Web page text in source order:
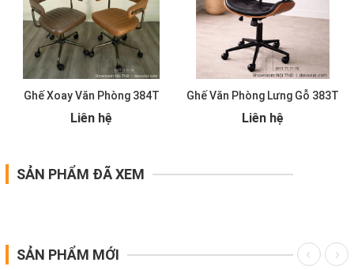
Ghế Xoay Văn Phòng 384T
Liên hệ
Ghế Văn Phòng Lưng Gỗ 383T
Liên hệ
SẢN PHẨM ĐÃ XEM
SẢN PHẨM MỚI